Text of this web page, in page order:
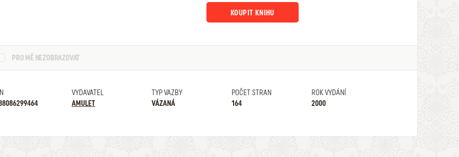
KOUPIT KNIHU
PRO MĚ NEZOBRAZOVAT
VYDAVATEL
AMULET
TYP VAZBY
VÁZANÁ
POČET STRAN
164
ROK VYDÁNÍ
2000